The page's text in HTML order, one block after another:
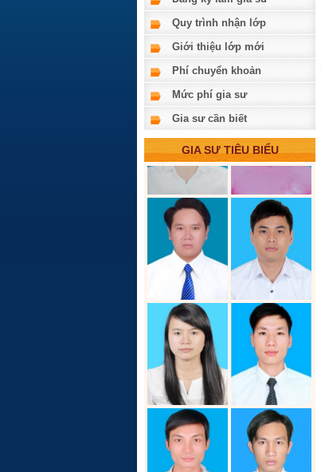
Quy trình nhận lớp
Giới thiệu lớp mới
Phí chuyển khoản
Mức phí gia sư
Gia sư cần biết
GIA SƯ TIÊU BIỂU